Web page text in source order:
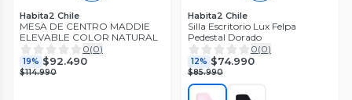
Habita2 Chile
MESA DE CENTRO MADDIE
ELEVABLE COLOR NATURAL
0(0)
19% $92.490
$114.990
Habita2 Chile
Silla Escritorio Lux Felpa
Pedestal Dorado
0(0)
12% $74.990
$85.990